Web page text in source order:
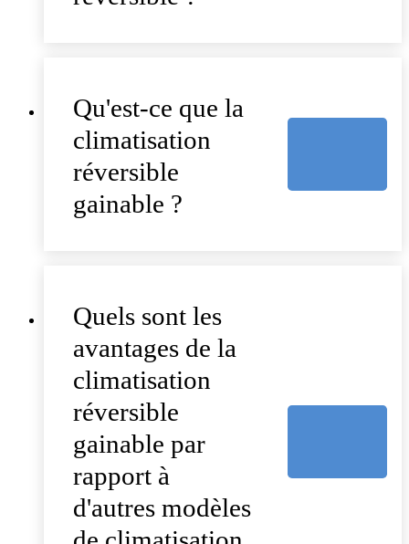
Qu'est-ce que la
climatisation
réversible
gainable ?
Quels sont les
avantages de la
climatisation
réversible
gainable par
rapport à
d'autres modèles